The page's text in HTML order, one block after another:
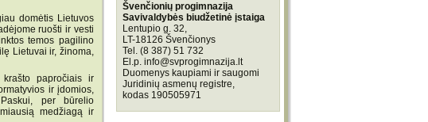
domėtis Lietuvos
ruošti ir vesti
temos pagilino
Lietuvai ir, žinoma,
papročiais ir
ir įdomios,
per būrelio
medžiagą ir
Švenčionių progimnazija
Savivaldybės biudžetinė įstaiga
Lentupio g. 32,
LT-18126 Švenčionys
Tel. (8 387) 51 732
El.p. info@svprogimnazija.lt
Duomenys kaupiami ir saugomi
Juridinių asmenų registre,
kodas 190505971